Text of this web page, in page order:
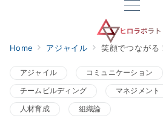
Home アジャイル 笑顔でつながる！親し
アジャイル コミュニケーション
チームビルディング マネジメント
人材育成 組織論